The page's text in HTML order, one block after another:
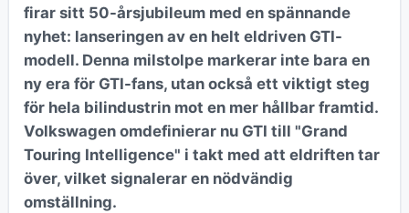
firar sitt 50-årsjubileum med en spännande
nyhet: lanseringen av en helt eldriven GTI-
modell. Denna milstolpe markerar inte bara en
ny era för GTI-fans, utan också ett viktigt steg
för hela bilindustrin mot en mer hållbar framtid.
Volkswagen omdefinierar nu GTI till "Grand
Touring Intelligence" i takt med att eldriften tar
över, vilket signalerar en nödvändig
omställning.